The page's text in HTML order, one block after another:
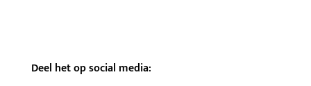
Deel het op social media: